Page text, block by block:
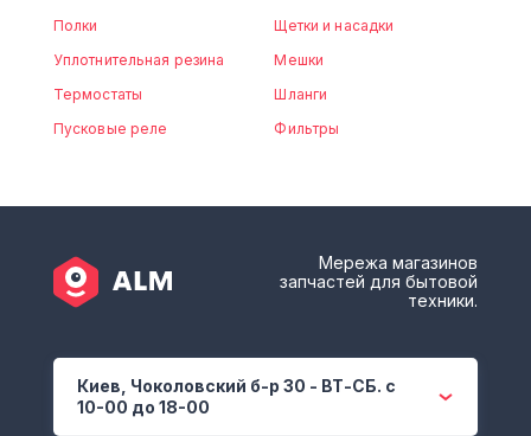
Полки
Уплотнительная резина
Термостаты
Пусковые реле
Щетки и насадки
Мешки
Шланги
Фильтры
Мережа магазинов
запчастей для бытовой
техники.
Киев, Чоколовский б-р 30 - ВТ-СБ. с
10-00 до 18-00